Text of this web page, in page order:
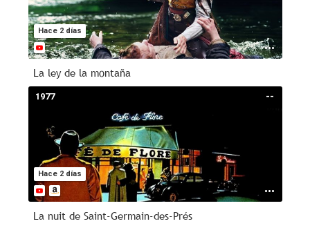
Hace 2 días
La ley de la montaña
--
Hace 2 días
1977
La nuit de Saint-Germain-des-Prés